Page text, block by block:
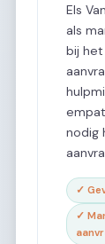
Els
als
bij het
nodig
✓
✓